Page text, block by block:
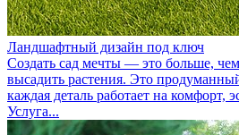
Ландшафтный дизайн под ключ
Создать сад мечты — это больше,
высадить растения. Это
каждая деталь работает на комфорт,
Услуга...